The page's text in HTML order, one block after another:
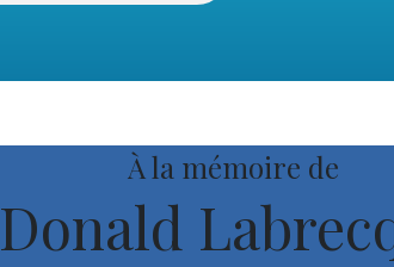
À la mémoire de
Donald